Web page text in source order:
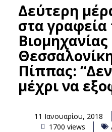
Δεύτερη
στα γραφεία
Πίππας:
μέχρι να
11 Ιανουαρίου, 2018
1700 views